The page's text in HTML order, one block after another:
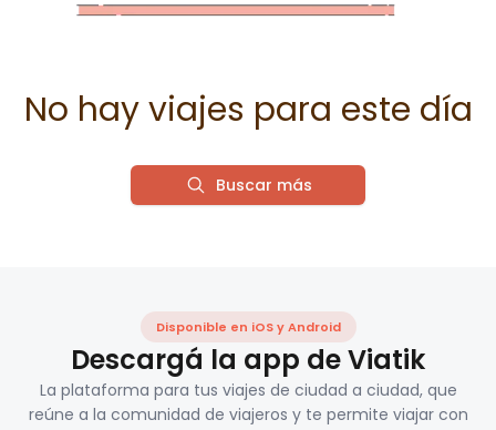
No hay viajes para este día
Buscar más
Disponible en iOS y Android
Descargá la app de Viatik
La plataforma para tus viajes de ciudad a ciudad, que
reúne a la comunidad de viajeros y te permite viajar con